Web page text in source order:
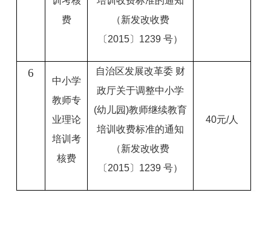
费
（新发改收费
〔2015〕1239 号）
6
中小学
教师专
业理论
培训考
核费
自治区发展改革委 财
政厅关于调整中小学
(幼儿园)教师继续教育
培训收费标准的通知
（新发改收费
〔2015〕1239 号）
40元/人